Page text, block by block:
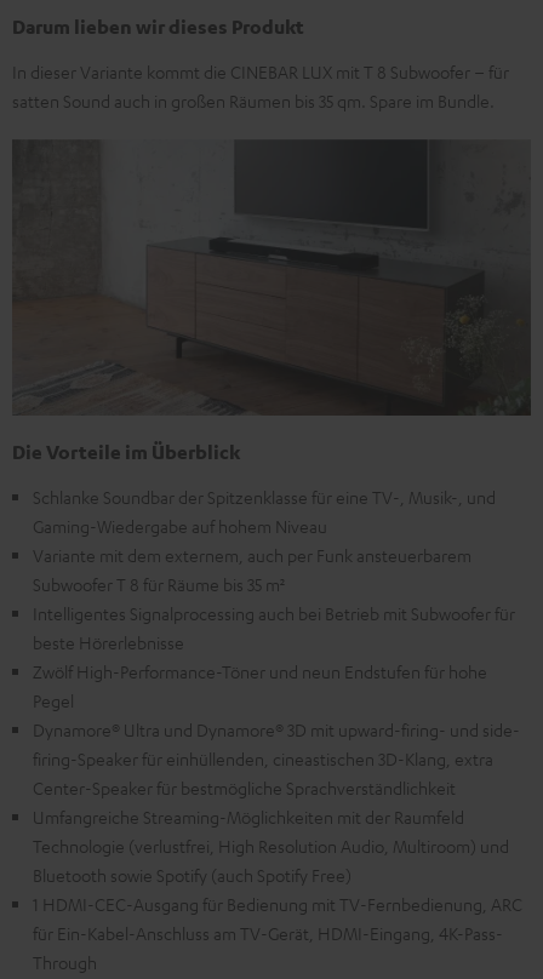
Darum lieben wir dieses Produkt
In dieser Variante kommt die CINEBAR LUX mit T 8 Subwoofer – für
satten Sound auch in großen Räumen bis 35 qm. Spare im Bundle.
Die Vorteile im Überblick
Schlanke Soundbar der Spitzenklasse für eine TV-, Musik-, und
Gaming-Wiedergabe auf hohem Niveau
Variante mit dem externem, auch per Funk ansteuerbarem
Subwoofer T 8 für Räume bis 35 m²
Intelligentes Signalprocessing auch bei Betrieb mit Subwoofer für
beste Hörerlebnisse
Zwölf High-Performance-Töner und neun Endstufen für hohe
Pegel
Dynamore® Ultra und Dynamore® 3D mit upward-firing- und side-
firing-Speaker für einhüllenden, cineastischen 3D-Klang, extra
Center-Speaker für bestmögliche Sprachverständlichkeit
Umfangreiche Streaming-Möglichkeiten mit der Raumfeld
Technologie (verlustfrei, High Resolution Audio, Multiroom) und
Bluetooth sowie Spotify (auch Spotify Free)
1 HDMI-CEC-Ausgang für Bedienung mit TV-Fernbedienung, ARC
für Ein-Kabel-Anschluss am TV-Gerät, HDMI-Eingang, 4K-Pass-
Through